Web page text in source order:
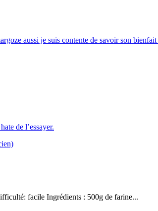
aussi je suis contente de savoir son
de l’essayer.
facile Ingrédients : 500g de farine...